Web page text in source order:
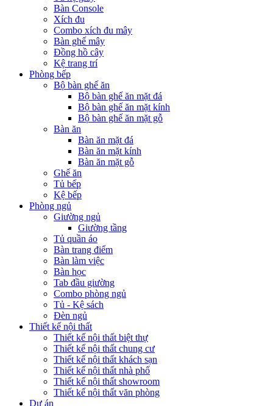
Bàn Console
Xích đu
Combo xích đu mây
Bàn ghế mây
Đồng hồ cây
Kệ trang trí
Phòng bếp
Bộ bàn ghế ăn
Bộ bàn ghế ăn mặt đá
Bộ bàn ghế ăn mặt kính
Bộ bàn ghế ăn mặt gỗ
Bàn ăn
Bàn ăn mặt đá
Bàn ăn mặt kính
Bàn ăn mặt gỗ
Ghế ăn
Tủ bếp
Kệ bếp
Phòng ngủ
Giường ngủ
Giường tầng
Tủ quần áo
Bàn trang điểm
Bàn làm việc
Bàn học
Tab đầu giường
Combo phòng ngủ
Tủ - Kệ sách
Đèn ngủ
Thiết kế nội thất
Thiết kế nội thất biệt thự
Thiết kế nội thất chung cư
Thiết kế nội thất khách sạn
Thiết kế nội thất nhà phố
Thiết kế nội thất showroom
Thiết kế nội thất văn phòng
Dự án